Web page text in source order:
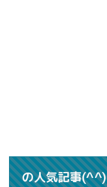
の人気記事(^^)